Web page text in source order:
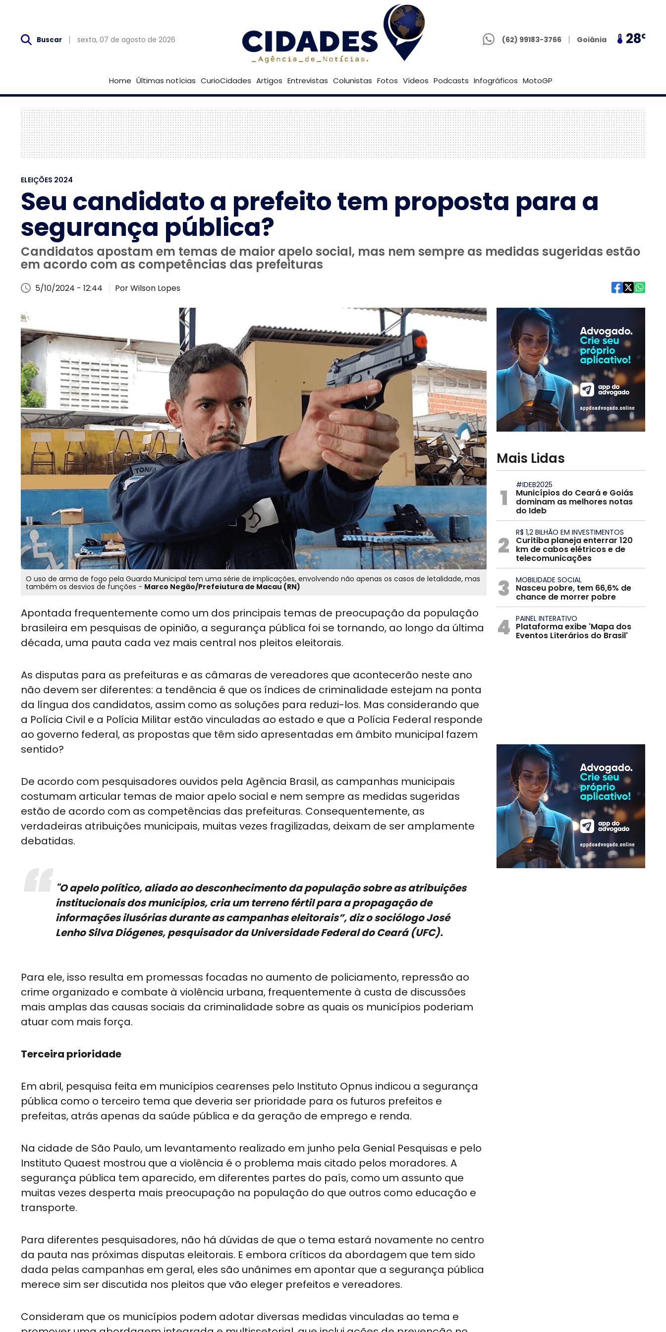
Buscar sexta, 07 de agosto de 2026 (62) 99183-3766
Goiânia 28º Brasília Goiânia 28º Brasília 26º
Home Últimas notícias CurioCidades Artigos Entrevistas Colunistas Fotos Vídeos Podcasts Infográficos MotoGP
ELEIÇÕES 2024
Seu candidato a prefeito tem proposta para a
segurança pública?
Candidatos apostam em temas de maior apelo social, mas nem sempre as medidas sugeridas estão
em acordo com as competências das prefeituras
5/10/2024 - 12:44 Por Wilson Lopes
O uso de arma de fogo pela Guarda Municipal tem uma série de implicações, envolvendo não apenas os casos de letalidade, mas
também os desvios de funções - Marco Negão/Prefeiutura de Macau (RN)
Apontada frequentemente como um dos principais temas de preocupação da população
brasileira em pesquisas de opinião, a segurança pública foi se tornando, ao longo da última
década, uma pauta cada vez mais central nos pleitos eleitorais.
As disputas para as prefeituras e as câmaras de vereadores que acontecerão neste ano
não devem ser diferentes: a tendência é que os índices de criminalidade estejam na ponta
da língua dos candidatos, assim como as soluções para reduzi-los. Mas considerando que
a Polícia Civil e a Polícia Militar estão vinculadas ao estado e que a Polícia Federal responde
ao governo federal, as propostas que têm sido apresentadas em âmbito municipal fazem
sentido?
De acordo com pesquisadores ouvidos pela Agência Brasil, as campanhas municipais
costumam articular temas de maior apelo social e nem sempre as medidas sugeridas
estão de acordo com as competências das prefeituras. Consequentemente, as
verdadeiras atribuições municipais, muitas vezes fragilizadas, deixam de ser amplamente
debatidas.
"O apelo político, aliado ao desconhecimento da população sobre as atribuições
institucionais dos municípios, cria um terreno fértil para a propagação de
informações ilusórias durante as campanhas eleitorais”, diz o sociólogo José
Lenho Silva Diógenes, pesquisador da Universidade Federal do Ceará (UFC).
Para ele, isso resulta em promessas focadas no aumento de policiamento, repressão ao
crime organizado e combate à violência urbana, frequentemente à custa de discussões
mais amplas das causas sociais da criminalidade sobre as quais os municípios poderiam
atuar com mais força.
Terceira prioridade
Em abril, pesquisa feita em municípios cearenses pelo Instituto Opnus indicou a segurança
pública como o terceiro tema que deveria ser prioridade para os futuros prefeitos e
prefeitas, atrás apenas da saúde pública e da geração de emprego e renda.
Na cidade de São Paulo, um levantamento realizado em junho pela Genial Pesquisas e pelo
Instituto Quaest mostrou que a violência é o problema mais citado pelos moradores. A
segurança pública tem aparecido, em diferentes partes do país, como um assunto que
muitas vezes desperta mais preocupação na população do que outros como educação e
transporte.
Para diferentes pesquisadores, não há dúvidas de que o tema estará novamente no centro
da pauta nas próximas disputas eleitorais. E embora críticos da abordagem que tem sido
dada pelas campanhas em geral, eles são unânimes em apontar que a segurança pública
merece sim ser discutida nos pleitos que vão eleger prefeitos e vereadores.
Consideram que os municípios podem adotar diversas medidas vinculadas ao tema e
Mais Lidas
1 #IDEB2025
Municípios do Ceará e Goiás
dominam as melhores notas
do Ideb
2 R$ 1,2 BILHÃO EM INVESTIMENTOS
Curitiba planeja enterrar 120
km de cabos elétricos e de
telecomunicações
3 MOBILIDADE SOCIAL
Nasceu pobre, tem 66,6% de
chance de morrer pobre
4 PAINEL INTERATIVO
Plataforma exibe 'Mapa dos
Eventos Literários do Brasil'